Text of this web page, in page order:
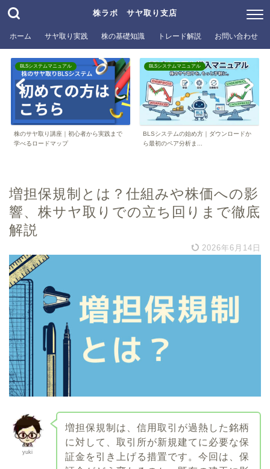
株ラボ サヤ取り支店
ホーム サヤ取り実践 株の基礎知識 トレード解説 お問い合わせ
BLSシステムマニュアル
株のサヤ取り講座｜初心者から実践まで
学べるロードマップ
BLSシステムマニュアル
BLSシステムの始め方｜ダウンロードか
ら最初のペア分析ま...
増担保規制とは？仕組みや株価への影
響、株サヤ取りでの立ち回りまで徹底
解説
2026年6月14日
yuki
増担保規制は、信用取引が過熱した銘柄
に対して、取引所が新規建てに必要な保
証金を引き上げる措置です。今回は、保